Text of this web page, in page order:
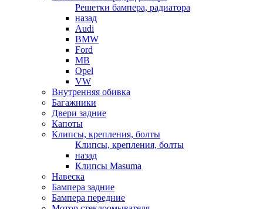
Решетки бампера, радиатора
назад
Audi
BMW
Ford
MB
Opel
VW
Внутренняя обивка
Багажники
Двери задние
Капоты
Клипсы, крепления, болты
Клипсы, крепления, болты
назад
Клипсы Masuma
Навеска
Бампера задние
Бампера передние